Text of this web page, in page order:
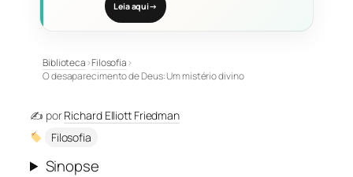
Leia aqui→
Biblioteca›Filosofia›
O desaparecimento de Deus: Um mistério divino
✍️ porRichard Elliott Friedman
Filosofia
Sinopse